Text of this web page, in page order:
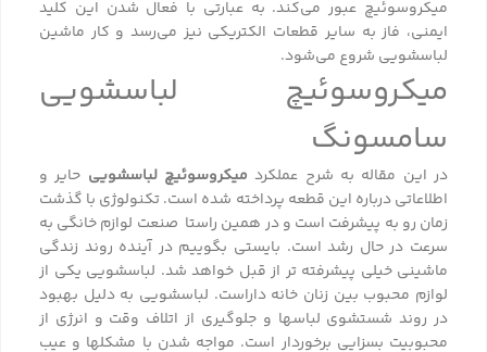
میکروسوئیچ عبور می‌کند. به عبارتی با فعال شدن این کلید
ایمنی، فاز به سایر قطعات الکتریکی نیز می‌رسد و کار ماشین
لباسشویی شروع می‌شود.
میکروسوئیچ لباسشویی
سامسونگ
در این مقاله به شرح عملکرد میکروسوئیچ لباسشویی حایر و
اطلاعاتی درباره این قطعه پرداخته شده است. تکنولوژی با گذشت
زمان رو به پیشرفت است و در همین راستا صنعت لوازم خانگی به
سرعت در حال رشد است. بایستی بگوییم در آینده روند زندگی
ماشینی خیلی پیشرفته ؜تر از قبل خواهد شد. لباسشویی یکی از
لوازم محبوب بین زنان خانه؜ داراست. لباسشویی به دلیل بهبود
در روند شستشوی لباس؜ها و جلوگیری از اتلاف وقت و انرژی از
محبوبیت بسزایی برخوردار است. مواجه شدن با مشکل؜ها و عیب